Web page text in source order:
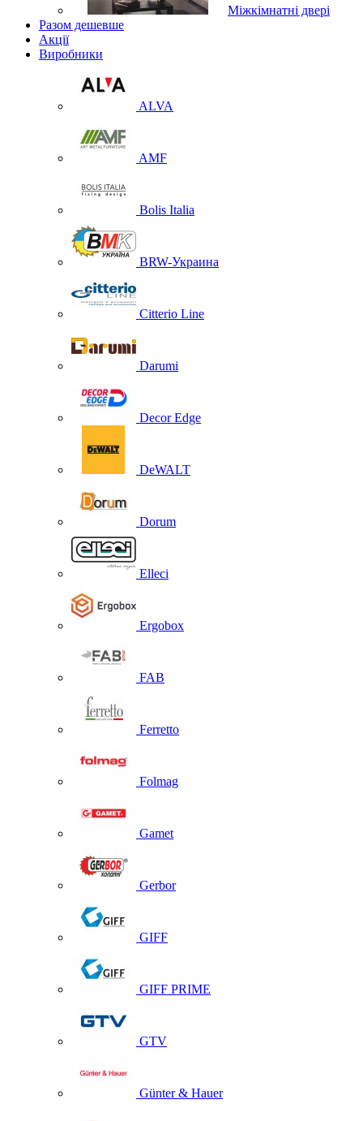
Міжкімнатні двері
Разом дешевше
Акції
Виробники
ALVA
AMF
Bolis Italia
BRW-Украина
Citterio Line
Darumi
Decor Edge
DeWALT
Dorum
Elleci
Ergobox
FAB
Ferretto
Folmag
Gamet
Gerbor
GIFF
GIFF PRIME
GTV
Günter & Hauer